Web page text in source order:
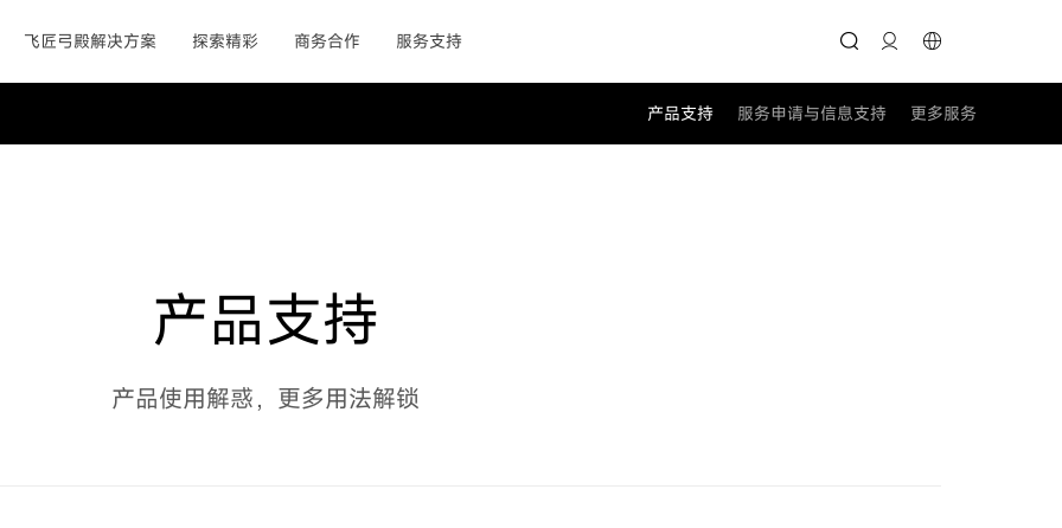
飞匠弓殿解决方案 探索精彩 商务合作 服务支持
产品支持 服务申请与信息支持 更多服务
产品支持
产品使用解惑，更多用法解锁